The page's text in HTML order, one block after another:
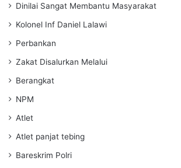
Dinilai Sangat Membantu Masyarakat
Kolonel Inf Daniel Lalawi
Perbankan
Zakat Disalurkan Melalui
Berangkat
NPM
Atlet
Atlet panjat tebing
Bareskrim Polri